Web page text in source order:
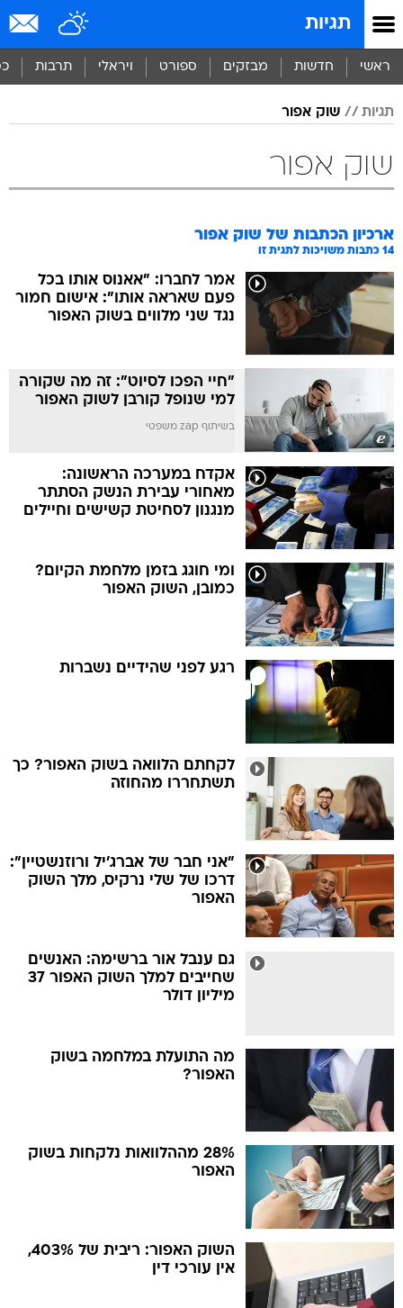
תגיות
ראשי חדשות מבזקים ספורט ויראלי תרבות
תגיות שוק אפור
שוק אפור
ארכיון הכתבות של שוק אפור
14 כתבות משויכות לתגית זו
אמר לחברו: "אאנוס אותו בכל
פעם שאראה אותו": אישום חמור
נגד שני מלווים בשוק האפור
"חיי הפכו לסיוט": זה מה שקורה
למי שנופל קורבן לשוק האפור
בשיתוף zap משפטי
אקדח במערכה הראשונה:
מאחורי עבירת הנשק הסתתר
מנגנון לסחיטת קשישים וחיילים
ומי חוגג בזמן מלחמת הקיום?
כמובן, השוק האפור
רגע לפני שהידיים נשברות
לקחתם הלוואה בשוק האפור? כך
תשתחררו מהחוזה
"אני חבר של אברג'יל ורוזנשטיין":
דרכו של שלי נרקיס, מלך השוק
האפור
גם ענבל אור ברשימה: האנשים
שחייבים למלך השוק האפור 37
מיליון דולר
מה התועלת במלחמה בשוק
האפור?
28% מההלוואות נלקחות בשוק
האפור
השוק האפור: ריבית של 403%,
אין עורכי דין